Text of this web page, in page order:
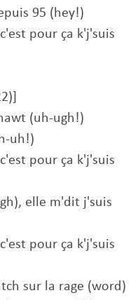
95 (hey!)
pour ça k'j'suis
(uh-ugh!)
uh!)
pour ça k'j'suis
elle m'dit j'suis
pour ça k'j'suis
sur la rage (word)